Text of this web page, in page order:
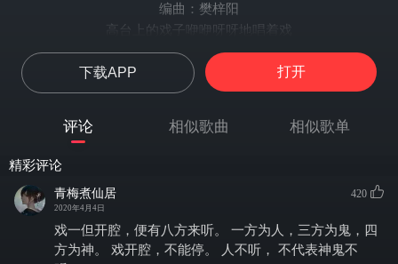
编曲：樊梓阳
高台上的戏子咿咿呀呀地唱着戏
讲痴情佳人与谦谦书生相遇
戏本里那么多悲欢离合散了又聚
背景似乎总是初夏时江南雨
西行雁一行在远方画下一笔
迟迟不落墨坠入纸几滴
可是一时难诉相思之意
下载APP 打开
评论 相似歌曲 相似歌单
精彩评论
青梅煮仙居
2020年4月4日
420
戏一但开腔，便有八方来听。 一方为人，三方为鬼，四
方为神。 戏开腔，不能停。 人不听， 不代表神鬼不